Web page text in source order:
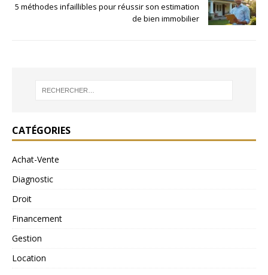
5 méthodes infaillibles pour réussir son estimation
de bien immobilier
CATÉGORIES
Achat-Vente
Diagnostic
Droit
Financement
Gestion
Location